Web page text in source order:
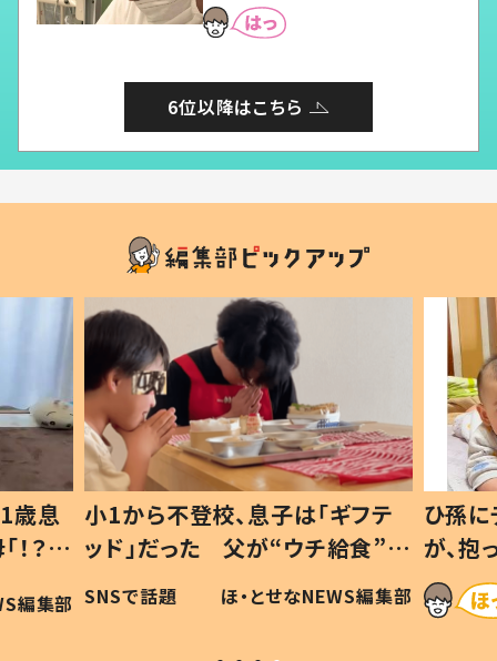
6位以降はこちら
歳息
？」
編集部
小1から不登校、息子は「ギフテ
ッド」だった 父が“ウチ給食”を
作り続ける理由とは #令和の親
#令和の子
SNSで話題 ほ・とせなNEWS編集部
ひ孫
が、
「涙が
い」